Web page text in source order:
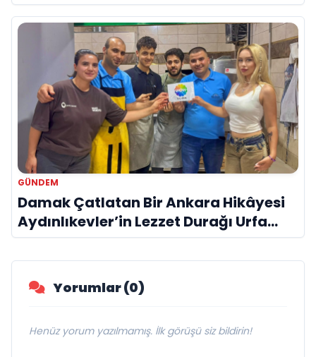
GÜNDEM
Damak Çatlatan Bir Ankara Hikâyesi
Aydınlıkevler’in Lezzet Durağı Urfa
Damak
Yorumlar (0)
Henüz yorum yazılmamış. İlk görüşü siz bildirin!